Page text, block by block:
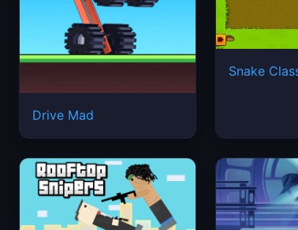
Drive Mad
Snake